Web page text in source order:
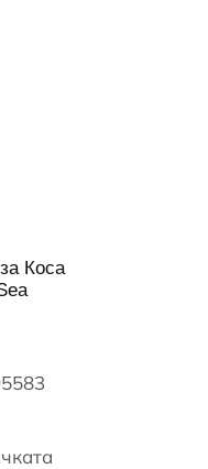
Коса